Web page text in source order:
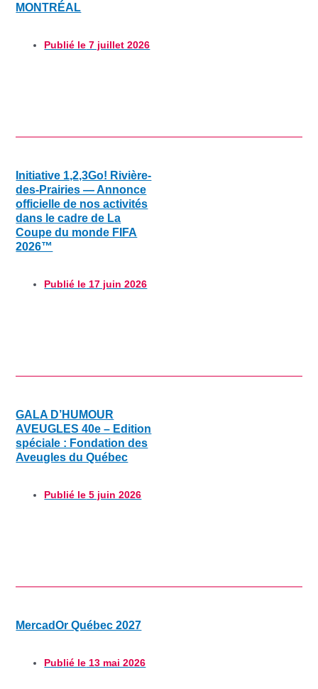
MONTRÉAL
Publié le 7 juillet 2026
Initiative 1,2,3Go! Rivière-
des-Prairies — Annonce
officielle de nos activités
dans le cadre de La
Coupe du monde FIFA
2026™
Publié le 17 juin 2026
GALA D’HUMOUR
AVEUGLES 40e – Edition
spéciale : Fondation des
Aveugles du Québec
Publié le 5 juin 2026
MercadOr Québec 2027
Publié le 13 mai 2026